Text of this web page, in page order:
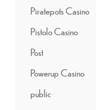
Piratepots Casino
Pistolo Casino
Post
Powerup Casino
public